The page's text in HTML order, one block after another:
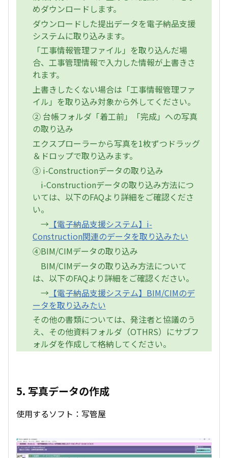
めダウンロードします。
ダウンロードした提出データを電子納品支援
システムに取り込みます。
「工事情報管理ファイル」を取り込んだ場
合、工事管理情報で入力した情報が上書きさ
れます。
上書きしたくない場合は「工事情報管理ファ
イル」を取り込み対象から外してください。
② 台帳フォルダ「着工前」「完成」への写真
の取り込み
エクスプローラーから写真を1枚ずつドラッグ
＆ドロップで取り込みます。
③ i-Constructionデータの取り込み
i-Constructionデータの取り込み方法につ
いては、以下のFAQより詳細をご確認くださ
い。
→ 【電子納品支援システム】i-
Construction関連のデータを取り込みたい
④BIM/CIMデータの取り込み
BIM/CIMデータの取り込み方法について
は、以下のFAQより詳細をご確認ください。
→ 【電子納品支援システム】BIM/CIMのデ
ータを取り込みたい
その他の書類については、発注者と協議のう
え、その他資料フォルダ（OTHRS）にサブフ
ォルダを作成して格納してください。
5. 写真データの作成
使用するソフト：写管屋